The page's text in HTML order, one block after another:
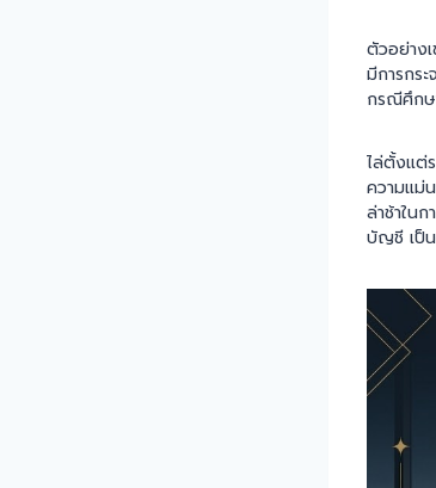
ตัวอย่าง
มีการกร
กรณีศึกษ
ไล่ตั้งแต่
ความแม่
ล่าช้าใน
บัญชี เป็